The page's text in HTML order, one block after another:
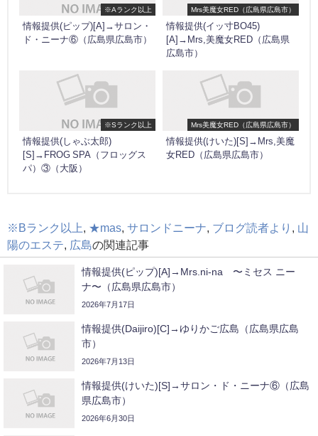
※Aランク以上
情報提供(ピップ)[A]→サロン・
ド・ニーナ⑥（広島県広島市）
Mrs美魔女RED（広島県広島市）
情報提供(イッ寸BO45)
[A]→Mrs,美魔女RED（広島県
広島市）
※Sランク以上
情報提供(しゃぶ太郎)
[S]→FROG SPA（フロッグス
パ）③（大阪）
Mrs美魔女RED（広島県広島市）
情報提供(けいた)[S]→Mrs,美魔
女RED（広島県広島市）
※Bランク以上 ★mas サロンドニーナ ブログ読者より
山
陽のエステ
広島の関連記事
情報提供(ピップ)[A]→Mrs.ni-na 〜ミセス ニー
ナ〜（広島県広島市）
2026年7月17日
情報提供(Daijiro)[C]→ゆりかご広島（広島県広島
市）
2026年7月13日
情報提供(けいた)[S]→サロン・ド・ニーナ⑥（広島
県広島市）
2026年6月30日